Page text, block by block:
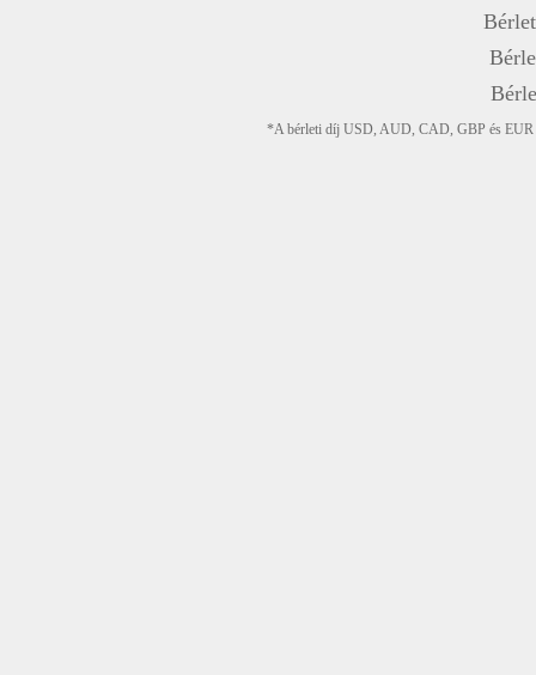
*A bérleti díj USD, AUD, CAD, GBP és EUR